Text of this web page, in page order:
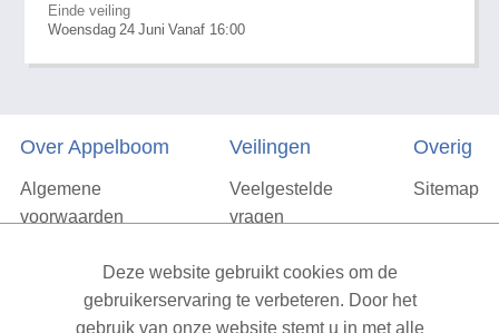
Einde veiling
Woensdag 24 Juni Vanaf 16:00
Over Appelboom
Algemene
voorwaarden
Vacatures
Veilingen
Veelgestelde
vragen
Overig
Sitemap
Deze website gebruikt cookies om de
gebruikerservaring te verbeteren. Door het
gebruik van onze website stemt u in met alle